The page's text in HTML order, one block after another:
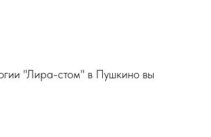
"Лира-стом" в Пушкино вы